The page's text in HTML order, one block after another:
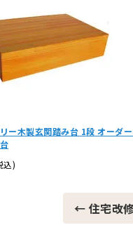
【非課税】セーフティーアームV
VS 車輪付き歩行器
23,625円
← 住宅改